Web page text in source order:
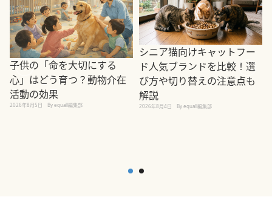
子供の「命を大切にする
心」はどう育つ？動物介在
活動の効果
2026年8月5日 By equall編集部
シニア猫向けキャットフー
ド人気ブランドを比較！選
び方や切り替えの注意点も
解説
2026年8月4日 By equall編集部